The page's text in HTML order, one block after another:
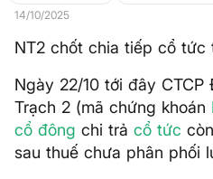
14/10/2025
NT2 chốt chia tiếp cổ tức
Ngày 22/10 tới đây
Trạch 2 (mã chứng khoán
cổ đông chi trả cổ tức
sau thuế chưa phân phối